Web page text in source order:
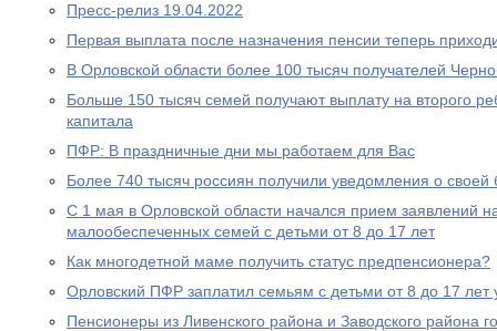
Пресс-релиз 19.04.2022
Первая выплата после назначения пенсии теперь
В Орловской области более 100 тысяч получателей
Больше 150 тысяч семей получают выплату на второго
капитала
ПФР: В праздничные дни мы работаем для Вас
Более 740 тысяч россиян получили уведомления о
С 1 мая в Орловской области начался прием заявлений
малообеспеченных семей с детьми от 8 до 17 лет
Как многодетной маме получить статус предпенсионера?
Орловский ПФР заплатил семьям с детьми от 8 до 17
Пенсионеры из Ливенского района и Заводского района